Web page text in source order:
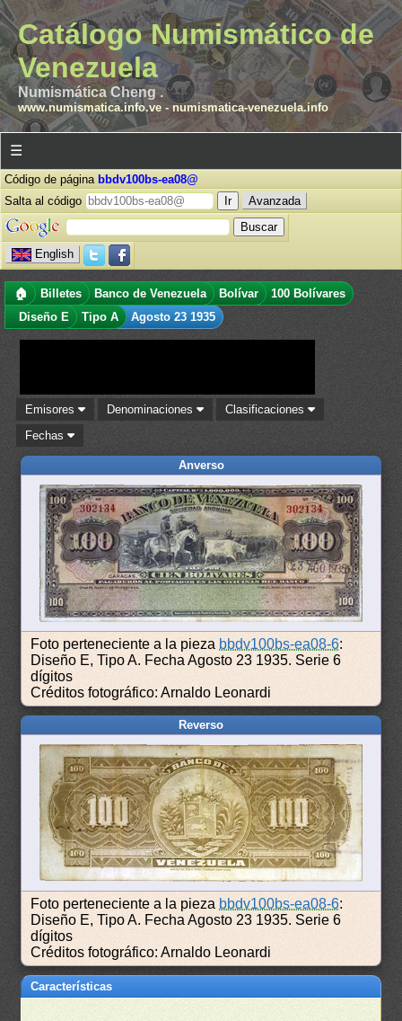
Catálogo Numismático de
Venezuela
Numismática Cheng .
www.numismatica.info.ve- numismatica-venezuela.info
☰
Código de página bbdv100bs-ea08@
Salta al código
Avanzada
English
🏠 Billetes Banco de Venezuela Bolívar
100 Bolívares
Diseño E
Tipo A Agosto 23 1935
Emisores Denominaciones
Clasificaciones
Fechas
Anverso
Foto perteneciente a la pieza bbdv100bs-ea08-6:
Diseño E, Tipo A. Fecha Agosto 23 1935. Serie 6
dígitos
Créditos fotográfico: Arnaldo Leonardi
Reverso
Foto perteneciente a la pieza bbdv100bs-ea08-6:
Diseño E, Tipo A. Fecha Agosto 23 1935. Serie 6
dígitos
Créditos fotográfico: Arnaldo Leonardi
Características